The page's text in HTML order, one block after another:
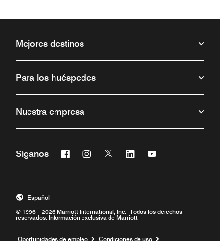
Mejores destinos
Para los huéspedes
Nuestra empresa
Síganos Facebook
Abre una ventana nueva
Instagram
Abre una ventana nueva
Twitter
Abre una ventana nueva
Linkedin
Abre una ventana nueva
Abre una ventana
© 1996 – 2026 Marriott International, Inc. Todos los derechos
reservados. Información exclusiva de Marriott
Español
Oportunidades de empleo Abre una ventana nueva
Condiciones de uso